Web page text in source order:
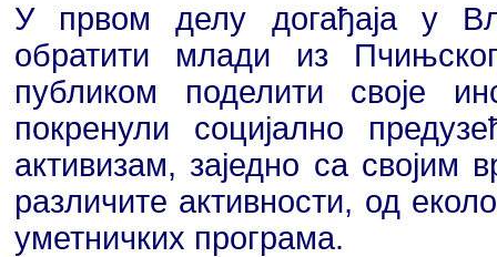
У првом делу догађаја у
обратити млади из
публиком поделити своје
покренули социјално
активизам, заједно са својим
различите активности, од
уметничких програма.